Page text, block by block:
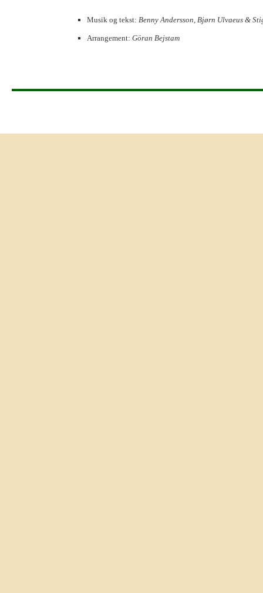
Musik og tekst: Benny Andersson, Bjørn Ulvaeus &
Arrangement: Göran Bejstam